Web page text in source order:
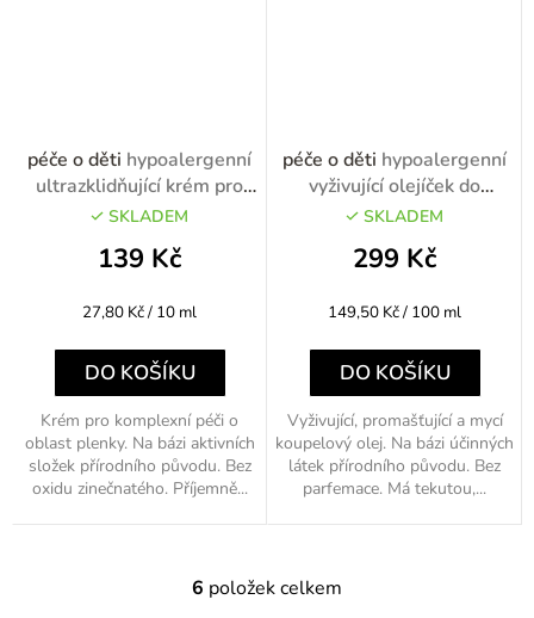
péče o děti hypoalergenní
ultrazklidňující krém pro
ochranu pod plenkami
SKLADEM
139 Kč
Měrná
27,80 Kč / 10 ml
DO KOŠÍKU
Krém pro komplexní péči o
oblast plenky. Na bázi aktivních
složek přírodního původu. Bez
oxidu zinečnatého. Příjemně...
péče o děti hypoalergenní
vyživující olejíček do
koupele 200ml
SKLADEM
299 Kč
Měrná
149,50 Kč / 100 ml
DO KOŠÍKU
Vyživující, promašťující a mycí
koupelový olej. Na bázi účinných
látek přírodního původu. Bez
parfemace. Má tekutou,...
O
6 položek celkem